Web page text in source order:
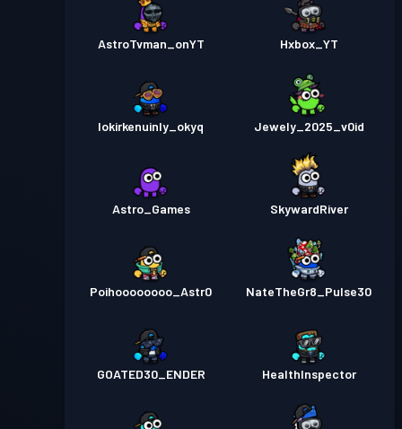
AstroTvman_onYT Hxbox_YT
lokirkenuinly_okyq Jewely_2025_v0id
Astro_Games SkywardRiver
Poihoooooooo_Astr0 NateTheGr8_Pulse30
GOATED30_ENDER HealthInspector